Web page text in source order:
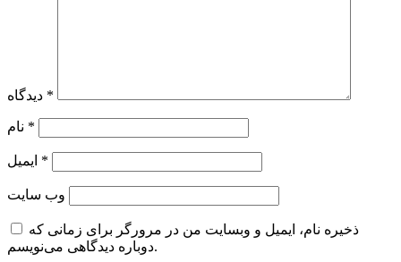
*
*
*
وب‌ سایت
ذخیره نام، ایمیل و وبسایت من در مرورگر برای زمانی که
دوباره دیدگاهی می‌نویسم.